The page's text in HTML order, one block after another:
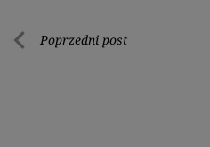
Nawigacja
Poprzedni post